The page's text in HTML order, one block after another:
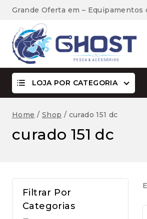
Grande Oferta em –
LOJA POR CATEGORIA
Home / Shop / curado 151 dc
curado 151 dc
Filtrar Por
Categorias